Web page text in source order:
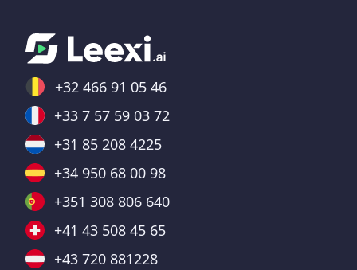
+32 466 91 05 46
+33 7 57 59 03 72
+31 85 208 4225
+34 950 68 00 98
+351 308 806 640
+41 43 508 45 65
+43 720 881228